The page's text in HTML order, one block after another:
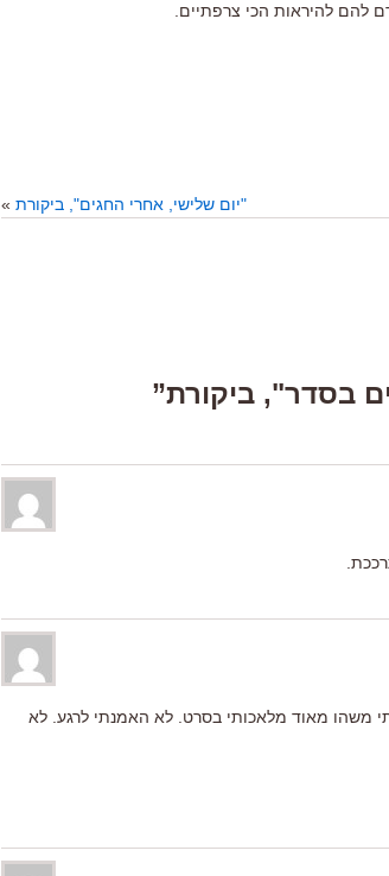
להם להיראות הכי צרפתיים.
"יום שלישי, אחרי החגים", ביקורת »
משהו מאוד מלאכותי בסרט. לא האמנתי לרגע. לא